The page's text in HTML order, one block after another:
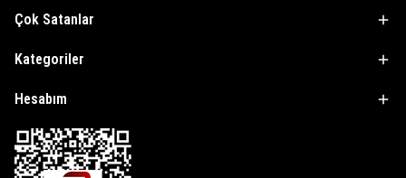
Çok Satanlar
Kategoriler
Hesabım